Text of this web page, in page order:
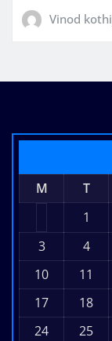
Vinod
M
T
1
3
4
10
11
17
18
24
25